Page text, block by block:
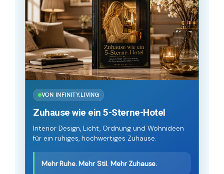
VON INFINITY.LIVING
Zuhause wie ein 5-Sterne-Hotel
Interior Design, Licht, Ordnung und Wohnideen
für ein ruhiges, hochwertiges Zuhause.
Mehr Ruhe. Mehr Stil. Mehr Zuhause.